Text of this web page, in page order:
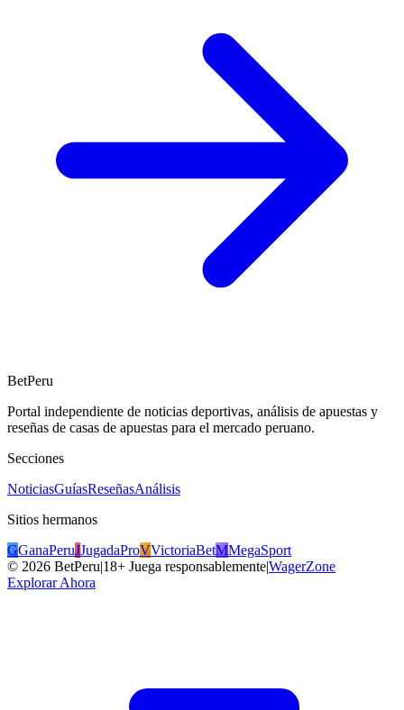
BetPeru
Portal independiente de noticias deportivas, análisis de apuestas y
reseñas de casas de apuestas para el mercado peruano.
Secciones
NoticiasGuíasReseñasAnálisis
Sitios hermanos
GGanaPeruJJugadaProVVictoriaBetMMegaSport
© 2026 BetPeru|18+ Juega responsablemente|WagerZone
Explorar Ahora